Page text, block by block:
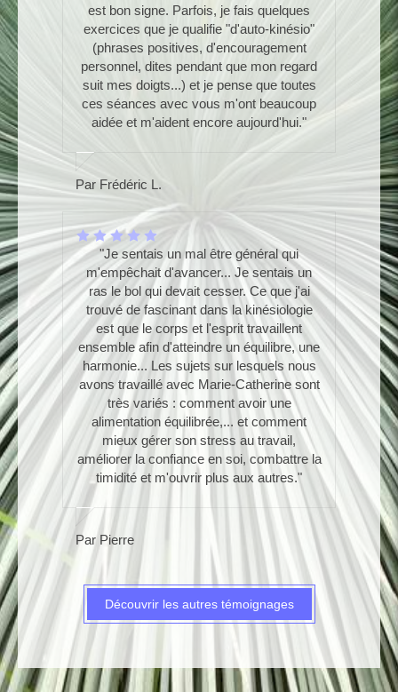
est bon signe. Parfois, je fais quelques
exercices que je qualifie "d'auto-kinésio"
(phrases positives, d'encouragement
personnel, dites pendant que mon regard
suit mes doigts...) et je pense que toutes
ces séances avec vous m'ont beaucoup
aidée et m'aident encore aujourd'hui."
Par Frédéric L.
"Je sentais un mal être général qui
m'empêchait d'avancer... Je sentais un
ras le bol qui devait cesser. Ce que j'ai
trouvé de fascinant dans la kinésiologie
est que le corps et l'esprit travaillent
ensemble afin d'atteindre un équilibre, une
harmonie... Les sujets sur lesquels nous
avons travaillé avec Marie-Catherine sont
très variés : comment avoir une
alimentation équilibrée,... et comment
mieux gérer son stress au travail,
améliorer la confiance en soi, combattre la
timidité et m'ouvrir plus aux autres."
Par Pierre
Découvrir les autres témoignages